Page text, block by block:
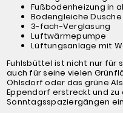
Fußbodenheizung in
Bodengleiche Dusche
3-fach-Verglasung
Luftwärmepumpe
Lüftungsanlage mit
Fuhlsbüttel ist nicht nur für
auch für seine vielen
Ohlsdorf oder das grüne
Eppendorf erstreckt und
Sonntagsspaziergängen